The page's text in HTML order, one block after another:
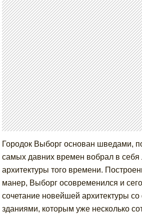
Городок Выборг основан шведами,
самых давних времен вобрал в себя
архитектуры того времени.
манер, Выборг осовременился и
сочетание новейшей архитектуры
зданиями, которым уже несколько